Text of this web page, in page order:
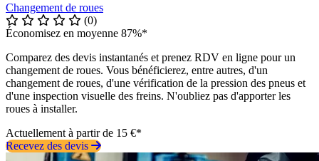
Changement de roues
(0)
Économisez en moyenne 87%*
Comparez des devis instantanés et prenez RDV en ligne pour un
changement de roues. Vous bénéficierez, entre autres, d'un
changement de roues, d'une vérification de la pression des pneus et
d'une inspection visuelle des freins. N'oubliez pas d'apporter les
roues à installer.
Actuellement à partir de 15 €*
Recevez des devis